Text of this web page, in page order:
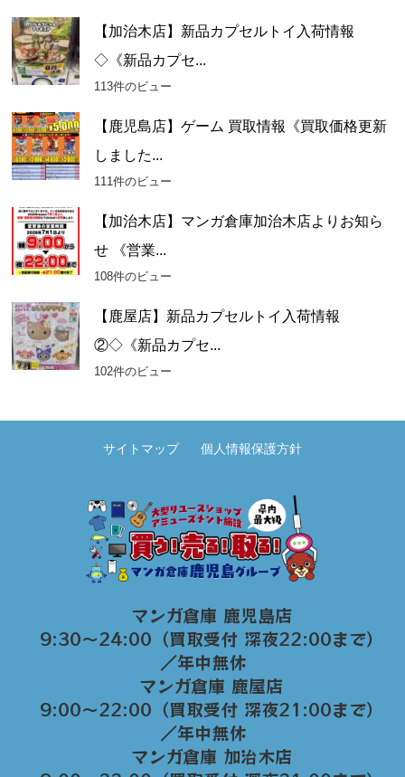
【加治木店】新品カプセルトイ入荷情報
◇《新品カプセ...
113件のビュー
【鹿児島店】ゲーム 買取情報《買取価格更新
しました...
111件のビュー
【加治木店】マンガ倉庫加治木店よりお知ら
せ 《営業...
108件のビュー
【鹿屋店】新品カプセルトイ入荷情報
②◇《新品カプセ...
102件のビュー
サイトマップ 個人情報保護方針
マンガ倉庫 鹿児島店
9:30～24:00（買取受付 深夜22:00まで）
／年中無休
マンガ倉庫 鹿屋店
9:00～22:00（買取受付 深夜21:00まで）
／年中無休
マンガ倉庫 加治木店